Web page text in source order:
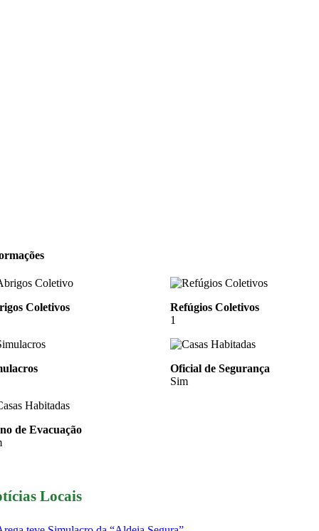
Coletivos
Refúgios Coletivos
1
Oficial de Segurança
Sim
de Evacuação
Locais